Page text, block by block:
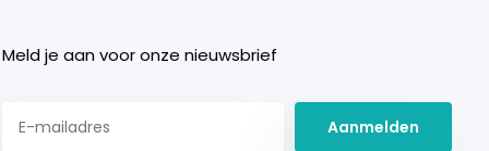
Meld je aan voor onze nieuwsbrief
Aanmelden